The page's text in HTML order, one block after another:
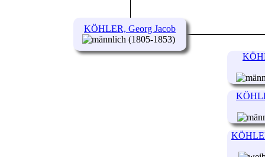
KÖHLER, Georg Jacob
(1805-1853)